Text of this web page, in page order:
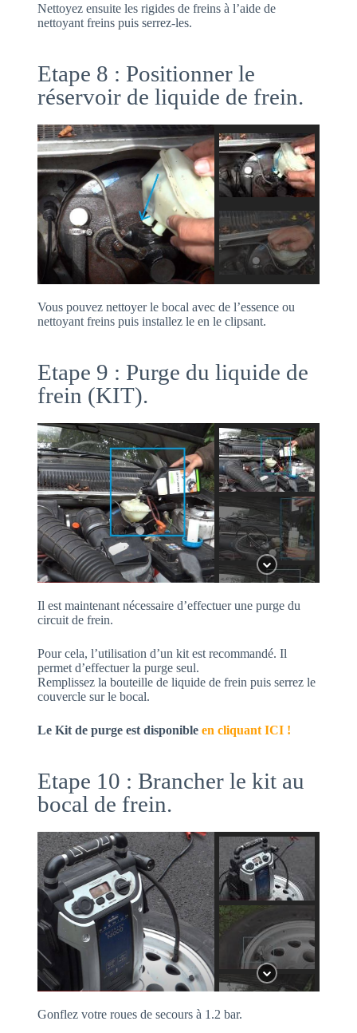
Nettoyez ensuite les rigides de freins à l’aide de
nettoyant freins puis serrez-les.
Etape 8 : Positionner le
réservoir de liquide de frein.
Vous pouvez nettoyer le bocal avec de l’essence ou
nettoyant freins puis installez le en le clipsant.
Etape 9 : Purge du liquide de
frein (KIT).
Il est maintenant nécessaire d’effectuer une purge du
circuit de frein.
Pour cela, l’utilisation d’un kit est recommandé. Il
permet d’effectuer la purge seul.
Remplissez la bouteille de liquide de frein puis serrez le
couvercle sur le bocal.
Le Kit de purge est disponible en cliquant ICI !
Etape 10 : Brancher le kit au
bocal de frein.
Gonflez votre roues de secours à 1.2 bar.